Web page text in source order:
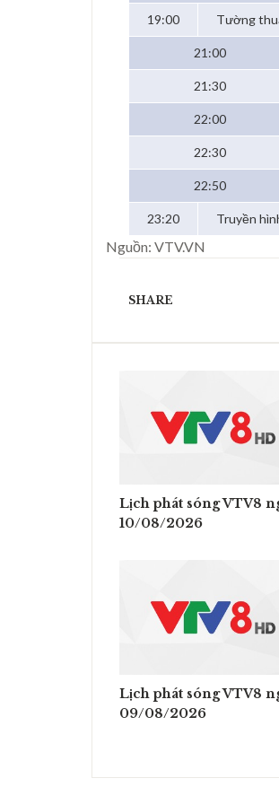
19:00 Tường
21:00
21:30
22:00
22:30
22:50
23:20 Truyền
Nguồn: VTV.VN
SHARE
Lịch phát sóng VTV8
10/08/2026
Lịch phát sóng VTV8
09/08/2026